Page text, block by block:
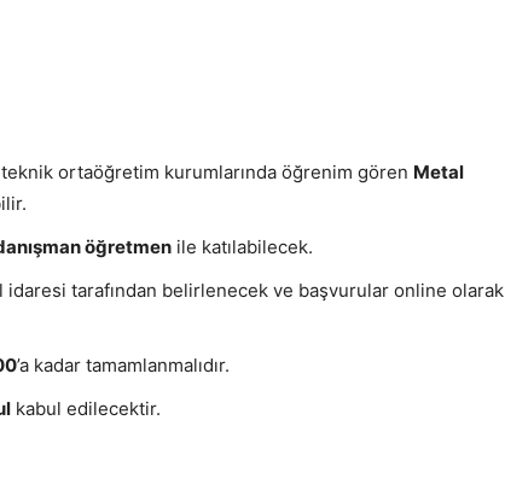
teknik ortaöğretim kurumlarında öğrenim gören Metal
öğretmen ile katılabilecek.
idaresi tarafından belirlenecek ve başvurular online olarak
’a kadar tamamlanmalıdır.
kabul edilecektir.